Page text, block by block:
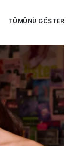
TÜMÜNÜ GÖSTER